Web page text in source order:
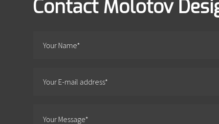
Contact Molotov